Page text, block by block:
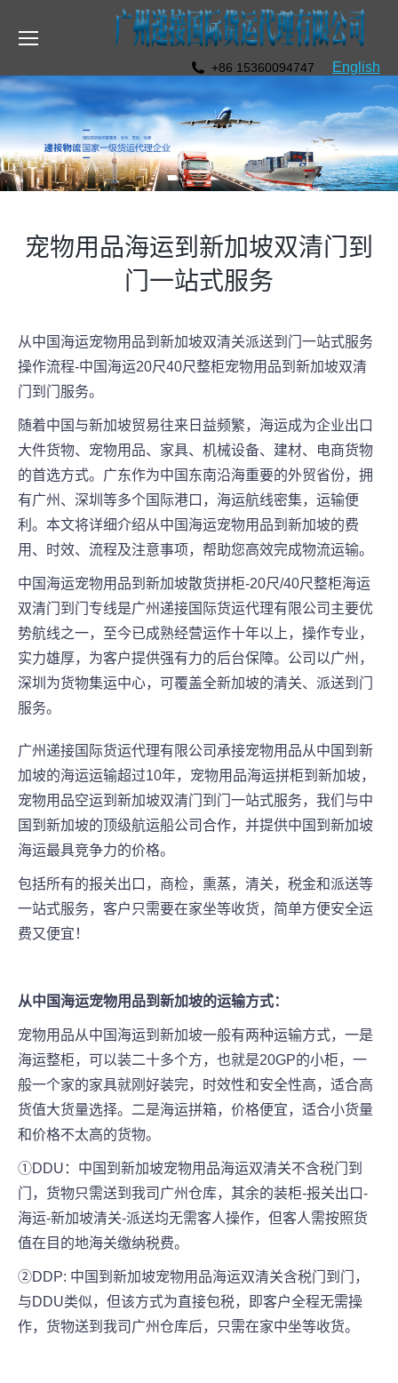
+86 15360094747 English
宠物用品海运到新加坡双清门到
门一站式服务
从中国海运宠物用品到新加坡双清关派送到门一站式服务
操作流程-中国海运20尺40尺整柜宠物用品到新加坡双清
门到门服务。
随着中国与新加坡贸易往来日益频繁，海运成为企业出口
大件货物、宠物用品、家具、机械设备、建材、电商货物
的首选方式。广东作为中国东南沿海重要的外贸省份，拥
有广州、深圳等多个国际港口，海运航线密集，运输便
利。本文将详细介绍从中国海运宠物用品到新加坡的费
用、时效、流程及注意事项，帮助您高效完成物流运输。
中国海运宠物用品到新加坡散货拼柜-20尺/40尺整柜海运
双清门到门专线是广州递接国际货运代理有限公司主要优
势航线之一，至今已成熟经营运作十年以上，操作专业，
实力雄厚，为客户提供强有力的后台保障。公司以广州，
深圳为货物集运中心，可覆盖全新加坡的清关、派送到门
服务。
广州递接国际货运代理有限公司承接宠物用品从中国到新
加坡的海运运输超过10年，宠物用品海运拼柜到新加坡，
宠物用品空运到新加坡双清门到门一站式服务，我们与中
国到新加坡的顶级航运船公司合作，并提供中国到新加坡
海运最具竞争力的价格。
包括所有的报关出口，商检，熏蒸，清关，税金和派送等
一站式服务，客户只需要在家坐等收货，简单方便安全运
费又便宜！
从中国海运宠物用品到新加坡的运输方式：
宠物用品从中国海运到新加坡一般有两种运输方式，一是
海运整柜，可以装二十多个方，也就是20GP的小柜，一
般一个家的家具就刚好装完，时效性和安全性高，适合高
货值大货量选择。二是海运拼箱，价格便宜，适合小货量
和价格不太高的货物。
①DDU：中国到新加坡宠物用品海运双清关不含税门到
门，货物只需送到我司广州仓库，其余的装柜-报关出口-
海运-新加坡清关-派送均无需客人操作，但客人需按照货
值在目的地海关缴纳税费。
②DDP: 中国到新加坡宠物用品海运双清关含税门到门，
与DDU类似，但该方式为直接包税，即客户全程无需操
作，货物送到我司广州仓库后，只需在家中坐等收货。